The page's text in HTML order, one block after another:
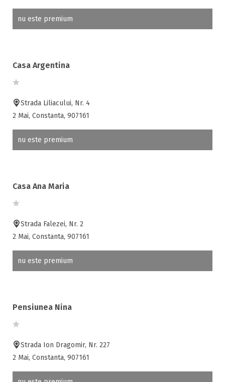
nu este premium
Casa Argentina
Strada Liliacului, Nr. 4
2 Mai, Constanta, 907161
nu este premium
Casa Ana Maria
Strada Falezei, Nr. 2
2 Mai, Constanta, 907161
nu este premium
Pensiunea Nina
Strada Ion Dragomir, Nr. 227
2 Mai, Constanta, 907161